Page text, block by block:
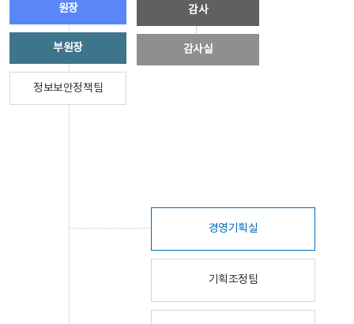
원장
부원장
정보보안정책팀
감사
감사실
경영기획실
기획조정팀